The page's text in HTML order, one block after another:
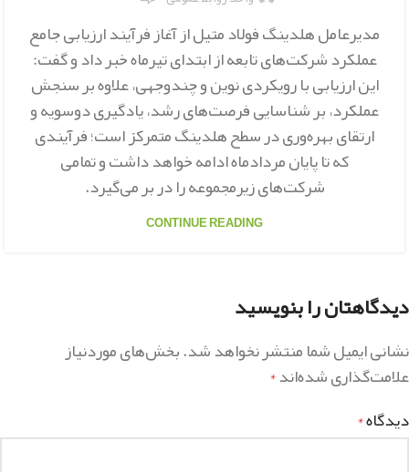
مدیرعامل هلدینگ فولاد متیل از آغاز فرآیند ارزیابی جامع
عملکرد شرکت‌های تابعه از ابتدای تیرماه خبر داد و گفت:
این ارزیابی با رویکردی نوین و چندوجهی، علاوه بر سنجش
عملکرد، بر شناسایی فرصت‌های رشد، یادگیری دوسویه و
ارتقای بهره‌وری در سطح هلدینگ متمرکز است؛ فرآیندی
که تا پایان مردادماه ادامه خواهد داشت و تمامی
شرکت‌های زیرمجموعه را در بر می‌گیرد.
CONTINUE READING
دیدگاهتان را بنویسید
نشانی ایمیل شما منتشر نخواهد شد.بخش‌های موردنیاز
علامت‌گذاری شده‌اند*
دیدگاه*